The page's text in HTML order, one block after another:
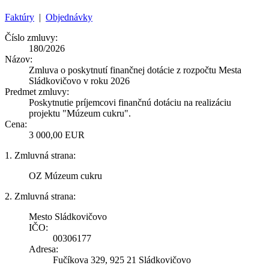
Faktúry | Objednávky
Číslo zmluvy:
180/2026
Názov:
Zmluva o poskytnutí finančnej dotácie z rozpočtu Mesta
Sládkovičovo v roku 2026
Predmet zmluvy:
Poskytnutie príjemcovi finančnú dotáciu na realizáciu
projektu "Múzeum cukru".
Cena:
3 000,00 EUR
1. Zmluvná strana:
OZ Múzeum cukru
2. Zmluvná strana:
Mesto Sládkovičovo
IČO:
00306177
Adresa:
Fučíkova 329, 925 21 Sládkovičovo